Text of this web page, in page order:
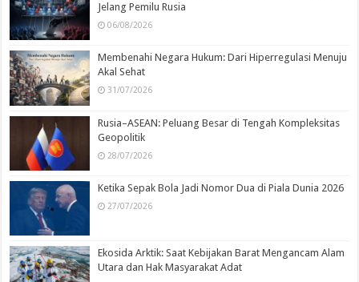
Jelang Pemilu Rusia
06/08/2026
Membenahi Negara Hukum: Dari Hiperregulasi Menuju
Akal Sehat
31/07/2026
Rusia–ASEAN: Peluang Besar di Tengah Kompleksitas
Geopolitik
28/07/2026
Ketika Sepak Bola Jadi Nomor Dua di Piala Dunia 2026
27/07/2026
Ekosida Arktik: Saat Kebijakan Barat Mengancam Alam
Utara dan Hak Masyarakat Adat